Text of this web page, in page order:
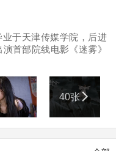
于天津传媒学院，后进
首部院线电影《迷雾》
影《大红包》并担任制
大师姐墨璃并担任出品
门客栈》上映，诠释舞
年演员扶持计划。
40张